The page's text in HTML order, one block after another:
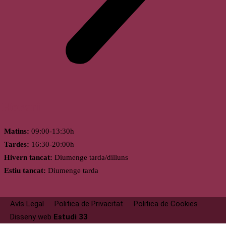
Matins: 09:00-13:30h
Tardes: 16:30-20:00h
Hivern tancat: Diumenge tarda/dilluns
Estiu tancat: Diumenge tarda
Avís Legal Politica de Privacitat
Politica de Cookies
Disseny web Estudi 33